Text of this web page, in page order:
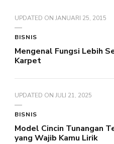
UPDATED ON JANUARI 25, 2015
BISNIS
Mengenal Fungsi Lebih
Karpet
UPDATED ON JULI 21, 2025
BISNIS
Model Cincin Tunangan
yang Wajib Kamu Lirik